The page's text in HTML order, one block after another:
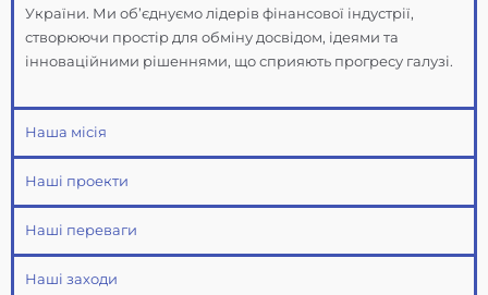
України. Ми об’єднуємо лідерів фінансової індустрії,
створюючи простір для обміну досвідом, ідеями та
інноваційними рішеннями, що сприяють прогресу галузі.
Наша місія
Наші проекти
Наші переваги
Наші заходи